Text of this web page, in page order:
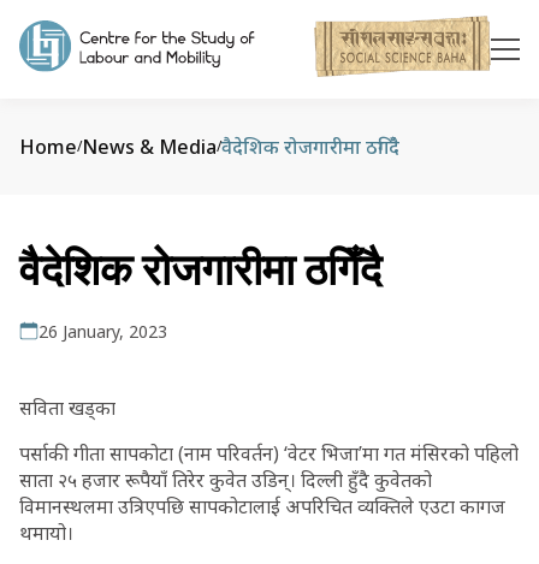
Home/News & Media/वैदेशिक रोजगारीमा ठगिँदै
वैदेशिक रोजगारीमा ठगिँदै
26 January, 2023
सविता खड्का
पर्साकी गीता सापकोटा (नाम परिवर्तन) ‘वेटर भिजा’मा गत मंसिरको पहिलो
साता २५ हजार रूपैयाँ तिरेर कुवेत उडिन्। दिल्ली हुँदै कुवेतको
विमानस्थलमा उत्रिएपछि सापकोटालाई अपरिचित व्यक्तिले एउटा कागज
थमायो।